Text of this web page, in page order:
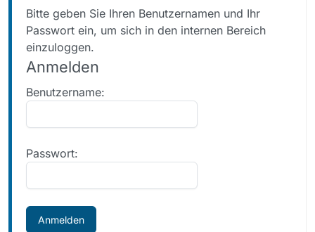
Bitte geben Sie Ihren Benutzernamen und Ihr
Passwort ein, um sich in den internen Bereich
einzuloggen.
Anmelden
Benutzername:
Passwort: